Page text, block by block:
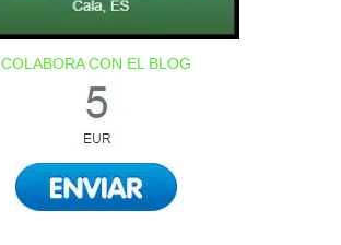
COLABORA CON EL BLOG